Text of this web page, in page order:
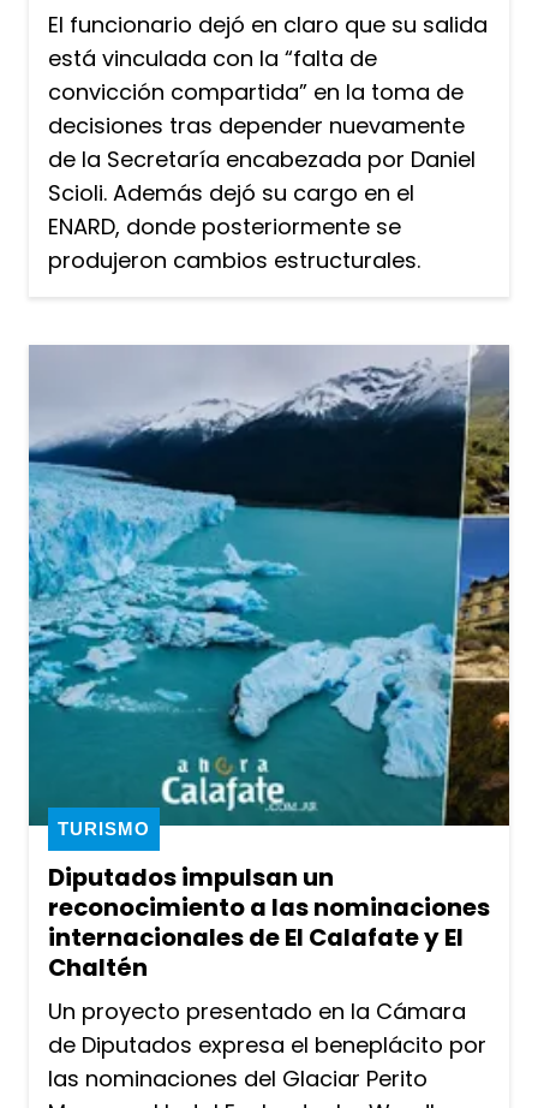
El funcionario dejó en claro que su salida
está vinculada con la “falta de
convicción compartida” en la toma de
decisiones tras depender nuevamente
de la Secretaría encabezada por Daniel
Scioli. Además dejó su cargo en el
ENARD, donde posteriormente se
produjeron cambios estructurales.
Diputados impulsan un
reconocimiento a las nominaciones
internacionales de El Calafate y El
Chaltén
TURISMO
Un proyecto presentado en la Cámara
de Diputados expresa el beneplácito por
las nominaciones del Glaciar Perito